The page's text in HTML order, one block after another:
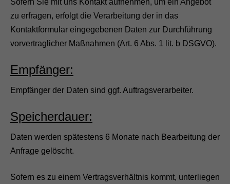
Sofern Sie mit uns Kontakt aufnehmen, um ein Angebot
zu erfragen, erfolgt die Verarbeitung der in das
Kontaktformular eingegebenen Daten zur Durchführung
vorvertraglicher Maßnahmen (Art. 6 Abs. 1 lit. b DSGVO).
Empfänger:
Empfänger der Daten sind ggf. Auftragsverarbeiter.
Speicherdauer:
Daten werden spätestens 6 Monate nach Bearbeitung der
Anfrage gelöscht.
Sofern es zu einem Vertragsverhältnis kommt, unterliegen